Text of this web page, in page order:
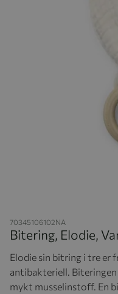
70345106102NA
Bitering, Elodie,
Elodie sin bitring i tre er
antibakteriell. Biteringen
mykt musselinstoff. En